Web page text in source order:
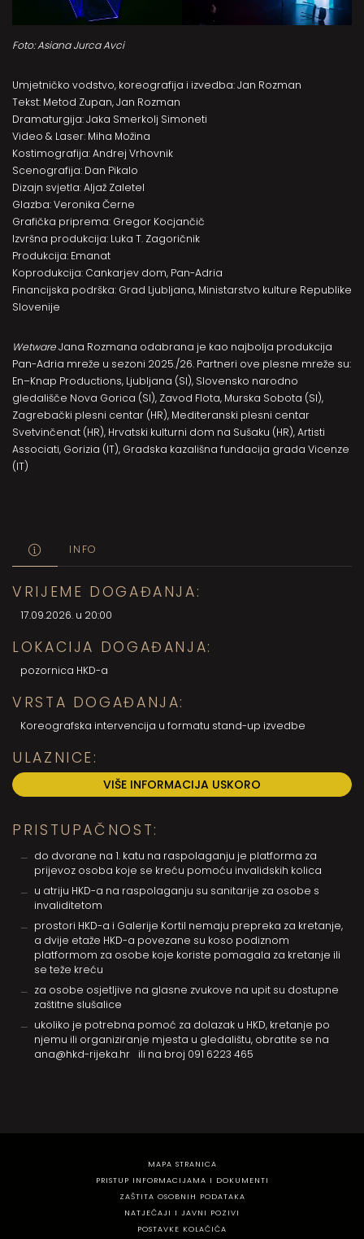
Foto: Asiana Jurca Avci
Umjetničko vodstvo, koreografija i izvedba: Jan Rozman
Tekst: Metod Zupan, Jan Rozman
Dramaturgija: Jaka Smerkolj Simoneti
Video & Laser: Miha Možina
Kostimografija: Andrej Vrhovnik
Scenografija: Dan Pikalo
Dizajn svjetla: Aljaž Zaletel
Glazba: Veronika Černe
Grafička priprema: Gregor Kocjančič
Izvršna produkcija: Luka T. Zagoričnik
Produkcija: Emanat
Koprodukcija: Cankarjev dom, Pan-Adria
Financijska podrška: Grad Ljubljana, Ministarstvo kulture Republike
Slovenije
WetwareJana Rozmana odabrana je kao najbolja produkcija
Pan-Adria mreže u sezoni 2025./26. Partneri ove plesne mreže su:
En–Knap Productions, Ljubljana (SI), Slovensko narodno
gledališče Nova Gorica (SI), Zavod Flota, Murska Sobota (SI),
Zagrebački plesni centar (HR), Mediteranski plesni centar
Svetvinčenat (HR), Hrvatski kulturni dom na Sušaku (HR), Artisti
Associati, Gorizia (IT), Gradska kazališna fundacija grada Vicenze
(IT)
INFO
VRIJEME DOGAĐANJA:
17.09.2026. u 20:00
LOKACIJA DOGAĐANJA:
pozornica HKD-a
VRSTA DOGAĐANJA:
Koreografska intervencija u formatu stand-up izvedbe
ULAZNICE:
VIŠE INFORMACIJA USKORO
PRISTUPAČNOST:
do dvorane na 1. katu na raspolaganju je platforma za
prijevoz osoba koje se kreću pomoću invalidskih kolica
u atriju HKD-a na raspolaganju su sanitarije za osobe s
invaliditetom
prostori HKD-a i Galerije Kortil nemaju prepreka za kretanje,
a dvije etaže HKD-a povezane su koso podiznom
platformom za osobe koje koriste pomagala za kretanje ili
se teže kreću
za osobe osjetljive na glasne zvukove na upit su dostupne
zaštitne slušalice
ukoliko je potrebna pomoć za dolazak u HKD, kretanje po
njemu ili organiziranje mjesta u gledalištu, obratite se na
ana@hkd-rijeka.hr
ili na broj 091 6223 465
MAPA STRANICA
PRISTUP INFORMACIJAMA I DOKUMENTI
ZAŠTITA OSOBNIH PODATAKA
NATJEČAJI I JAVNI POZIVI
POSTAVKE KOLAČIĆA